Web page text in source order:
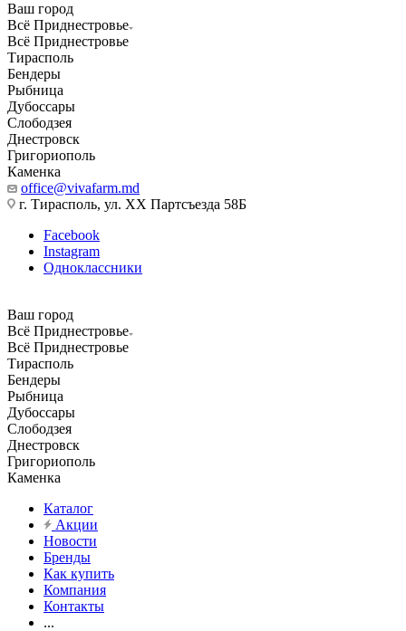
Ваш город
Всё Приднестровье
Всё Приднестровье
Тирасполь
Бендеры
Рыбница
Дубоссары
Слободзея
Днестровск
Григориополь
Каменка
office@vivafarm.md
г. Тирасполь, ул. ХХ Партсъезда 58Б
Facebook
Instagram
Одноклассники
Ваш город
Всё Приднестровье
Всё Приднестровье
Тирасполь
Бендеры
Рыбница
Дубоссары
Слободзея
Днестровск
Григориополь
Каменка
Каталог
Акции
Новости
Бренды
Как купить
Компания
Контакты
...